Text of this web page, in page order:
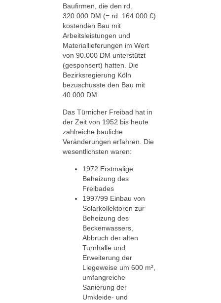
Baufirmen, die den rd.
320.000 DM (= rd. 164.000 €)
kostenden Bau mit
Arbeitsleistungen und
Materiallieferungen im Wert
von 90.000 DM unterstützt
(gesponsert) hatten. Die
Bezirksregierung Köln
bezuschusste den Bau mit
40.000 DM.
Das Türnicher Freibad hat in
der Zeit von 1952 bis heute
zahlreiche bauliche
Veränderungen erfahren. Die
wesentlichsten waren:
1972 Erstmalige
Beheizung des
Freibades
1997/99 Einbau von
Solarkollektoren zur
Beheizung des
Beckenwassers,
Abbruch der alten
Turnhalle und
Erweiterung der
Liegeweise um 600 m²,
umfangreiche
Sanierung der
Umkleide- und